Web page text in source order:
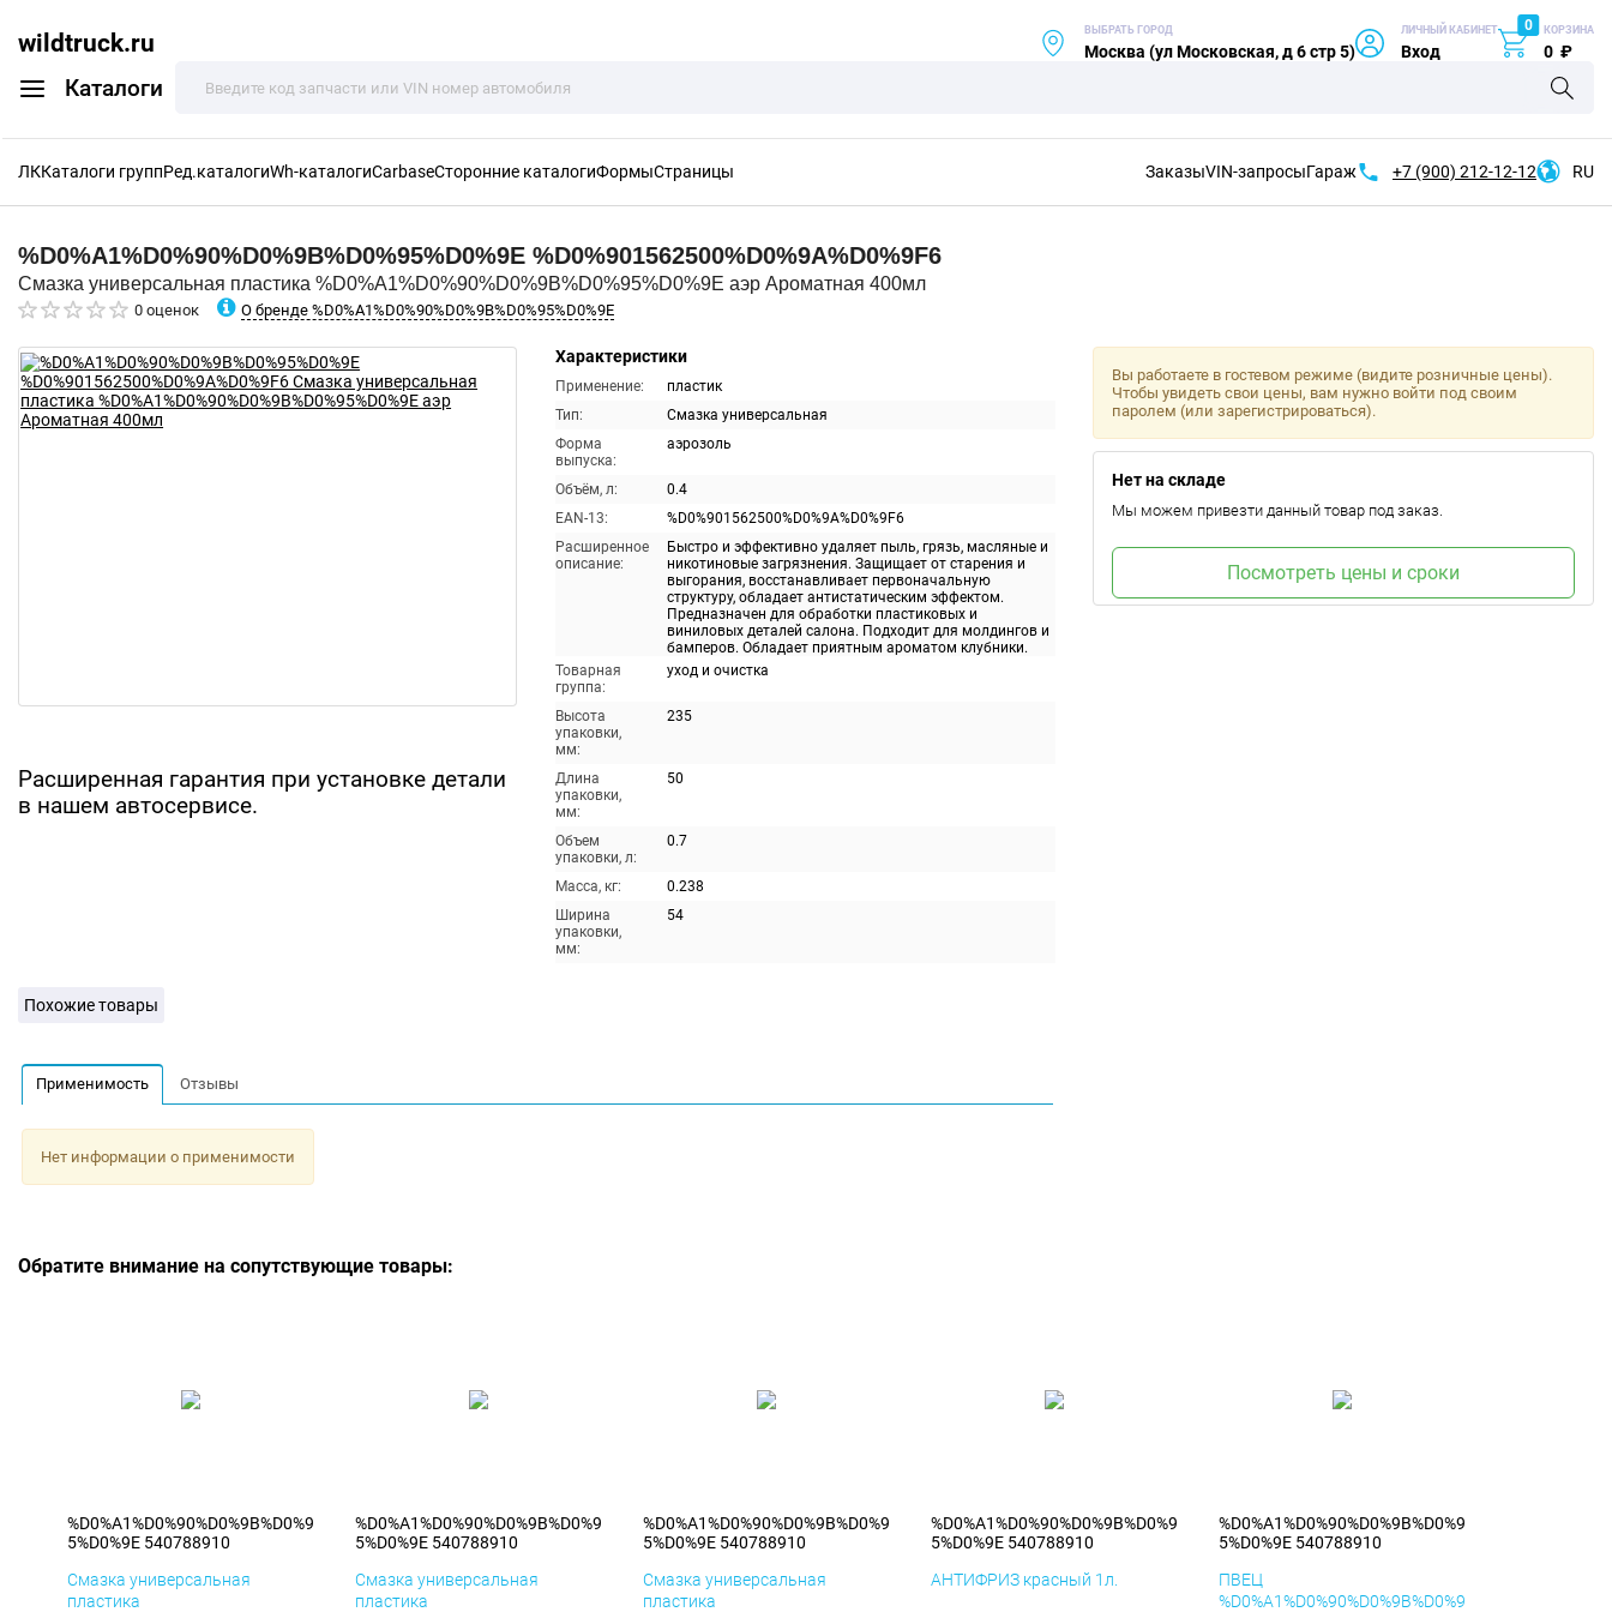
wildtruck.ru
Каталоги
ВЫБРАТЬ ГОРОД
Москва (ул Московская, д 6 стр 5)
ЛИЧНЫЙ КАБИНЕТ
Вход
0 КОРЗИНА
0 ₽
ЛККаталоги группРед.каталогиWh-каталогиCarbaseСторонние каталогиФормыСтраницы ЗаказыVIN-запросыГараж +7 (900) 212-12-12 RU
%D0%A1%D0%90%D0%9B%D0%95%D0%9E %D0%901562500%D0%9A%D0%9F6
Смазка универсальная пластика %D0%A1%D0%90%D0%9B%D0%95%D0%9E аэр Ароматная 400мл
0 оценок О бренде %D0%A1%D0%90%D0%9B%D0%95%D0%9E
Расширенная гарантия при установке детали
в нашем автосервисе.
Характеристики
Применение:
пластик
Тип:
Смазка универсальная
Форма
выпуска:
аэрозоль
Объём, л:
0.4
EAN-13:
%D0%901562500%D0%9A%D0%9F6
Расширенное
описание:
Быстро и эффективно удаляет пыль, грязь, масляные и
никотиновые загрязнения. Защищает от старения и
выгорания, восстанавливает первоначальную
структуру, обладает антистатическим эффектом.
Предназначен для обработки пластиковых и
виниловых деталей салона. Подходит для молдингов и
бамперов. Обладает приятным ароматом клубники.
Товарная
группа:
уход и очистка
Высота
упаковки,
мм:
235
Длина
упаковки,
мм:
50
Объем
упаковки, л:
0.7
Масса, кг:
0.238
Ширина
упаковки,
мм:
54
Вы работаете в гостевом режиме (видите розничные цены).
Чтобы увидеть свои цены, вам нужно войти под своим
паролем (или зарегистрироваться).
Нет на складе
Мы можем привезти данный товар под заказ.
Посмотреть цены и сроки
Похожие товары
Применимость Отзывы
Нет информации о применимости
Обратите внимание на сопутствующие товары:
%D0%A1%D0%90%D0%9B%D0%9
5%D0%9E 540788910
Смазка универсальная
пластика
%D0%A1%D0%90%D0%9B%D0%9
5%D0%9E 540788910
Смазка универсальная
пластика
%D0%A1%D0%90%D0%9B%D0%9
5%D0%9E 540788910
Смазка универсальная
пластика
%D0%A1%D0%90%D0%9B%D0%9
5%D0%9E 540788910
АНТИФРИЗ красный 1л.
%D0%A1%D0%90%D0%9B%D0%9
5%D0%9E 540788910
ПВЕЦ
%D0%A1%D0%90%D0%9B%D0%9